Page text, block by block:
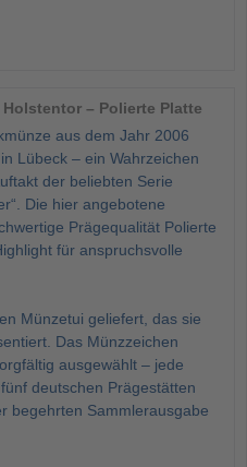
– Polierte Platte
aus dem Jahr 2006
Lübeck – ein Wahrzeichen
der beliebten Serie
Die hier angebotene
Prägequalität Polierte
für anspruchsvolle
Münzetui geliefert, das sie
Das Münzzeichen
ausgewählt – jede
deutschen Prägestätten
begehrten Sammlerausgabe